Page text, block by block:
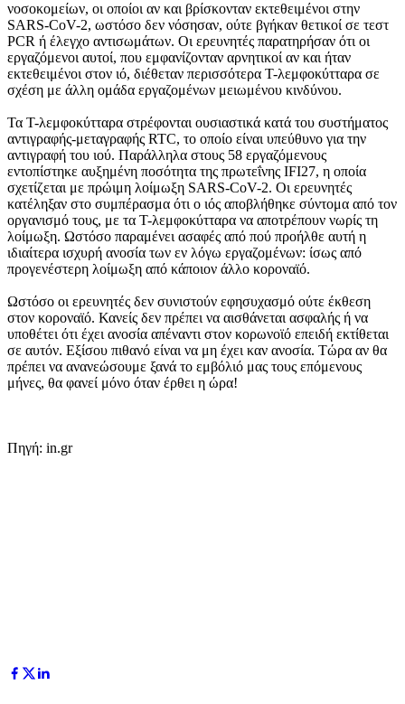
νοσοκομείων, οι οποίοι αν και βρίσκονταν εκτεθειμένοι στην
SARS-CoV-2, ωστόσο δεν νόσησαν, ούτε βγήκαν θετικοί σε τεστ
PCR ή έλεγχο αντισωμάτων. Οι ερευνητές παρατηρήσαν ότι οι
εργαζόμενοι αυτοί, που εμφανίζονταν αρνητικοί αν και ήταν
εκτεθειμένοι στον ιό, διέθεταν περισσότερα Τ-λεμφοκύτταρα σε
σχέση με άλλη ομάδα εργαζομένων μειωμένου κινδύνου.
Τα Τ-λεμφοκύτταρα στρέφονται ουσιαστικά κατά του συστήματος
αντιγραφής-μεταγραφής RTC, το οποίο είναι υπεύθυνο για την
αντιγραφή του ιού. Παράλληλα στους 58 εργαζόμενους
εντοπίστηκε αυξημένη ποσότητα της πρωτεΐνης ΙFI27, η οποία
σχετίζεται με πρώιμη λοίμωξη SARS-CoV-2. Οι ερευνητές
κατέληξαν στο συμπέρασμα ότι ο ιός αποβλήθηκε σύντομα από τον
οργανισμό τους, με τα T-λεμφοκύτταρα να αποτρέπουν νωρίς τη
λοίμωξη. Ωστόσο παραμένει ασαφές από πού προήλθε αυτή η
ιδιαίτερα ισχυρή ανοσία των εν λόγω εργαζομένων: ίσως από
προγενέστερη λοίμωξη από κάποιον άλλο κοροναϊό.
Ωστόσο οι ερευνητές δεν συνιστούν εφησυχασμό ούτε έκθεση
στον κοροναϊό. Κανείς δεν πρέπει να αισθάνεται ασφαλής ή να
υποθέτει ότι έχει ανοσία απέναντι στον κορωνοϊό επειδή εκτίθεται
σε αυτόν. Εξίσου πιθανό είναι να μη έχει καν ανοσία. Τώρα αν θα
πρέπει να ανανεώσουμε ξανά το εμβόλιό μας τους επόμενους
μήνες, θα φανεί μόνο όταν έρθει η ώρα!
Πηγή: in.gr